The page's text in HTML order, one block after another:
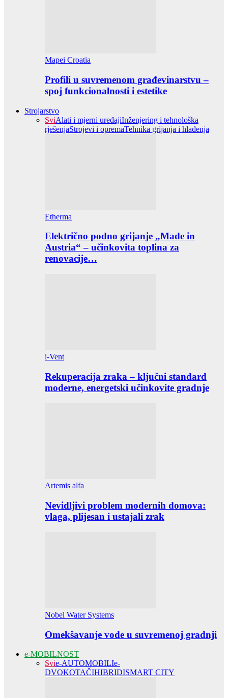
Mapei Croatia
Profili u suvremenom građevinarstvu –
spoj funkcionalnosti i estetike
Strojarstvo
SviAlati i mjerni uređajiInženjering i tehnološka
rješenjaStrojevi i opremaTehnika grijanja i hlađenja
Etherma
Električno podno grijanje „Made in
Austria“ – učinkovita toplina za
renovacije…
i-Vent
Rekuperacija zraka – ključni standard
moderne, energetski učinkovite gradnje
Artemis alfa
Nevidljivi problem modernih domova:
vlaga, plijesan i ustajali zrak
Nobel Water Systems
Omekšavanje vode u suvremenoj gradnji
e-MOBILNOST
Svie-AUTOMOBILIe-
DVOKOTAČIHIBRIDISMART CITY